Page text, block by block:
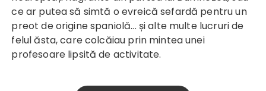
ce ar putea să simtă o evreică sefardă pentru un
preot de origine spaniolă... și alte multe lucruri de
felul ăsta, care colcăiau prin mintea unei
profesoare lipsită de activitate.